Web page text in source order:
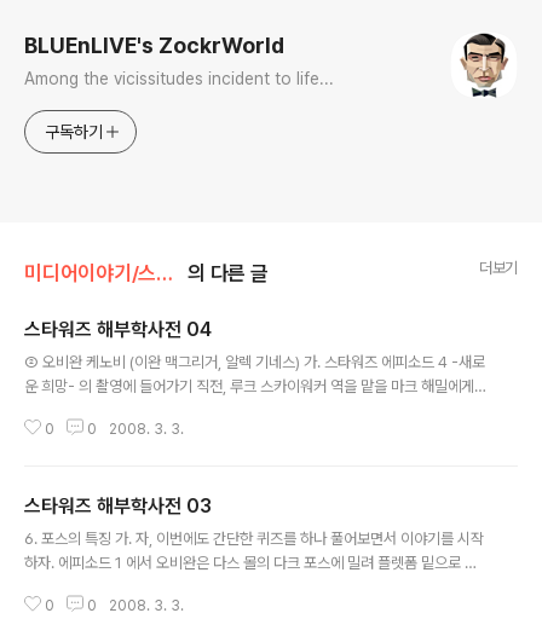
BLUEnLIVE's ZockrWorld
Among the vicissitudes incident to life...
구독하기
미디어이야기/스타워즈 의 다른 글 더보기
스타워즈 해부학사전 04
② 오비완 케노비 (이완 맥그리거, 알렉 기네스) 가. 스타워즈 에피소드 4 -새로
운 희망- 의 촬영에 들어가기 직전, 루크 스카이워커 역을 맡을 마크 해밀에게
중 가장 비싼 영화가 될 것이오." 유니버셜, 유나이티드 아티스츠 영화사로부터
비는 거의 세배 가까이 늘어나 제작자의 애간장을 태우게 되지만. - 본의 반 타
의 반의 '저예산 영화' 정신으로 철저히 무장하고 제작에 들어가야 했던 이 영화
의 캐스팅은 당연하게도 대부분 (당시로서는) 이름 없는 배우들이 위주가 될
0 0 2008. 3. 3.
스타워즈 해부학사전 03
6. 포스의 특징 가. 자, 이번에도 간단한 퀴즈를 하나 풀어보면서 이야기를 시작
하자. 에피소드 1 에서 오비완은 다스 몰의 다크 포스에 밀려 플렛폼 밑으로 떨
완을 밑으로 떨어뜨릴 수 있지 않았을까? 그는 무엇때문에 이렇게 하지 않고 광
0 0 2008. 3. 3.